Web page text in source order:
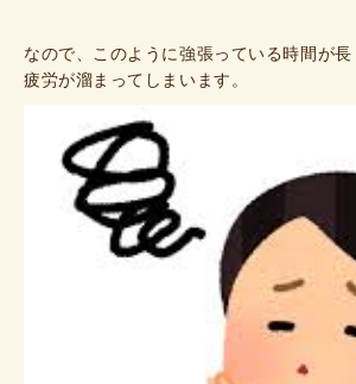
なので、このように強張っている時間が
疲労が溜まってしまいます。